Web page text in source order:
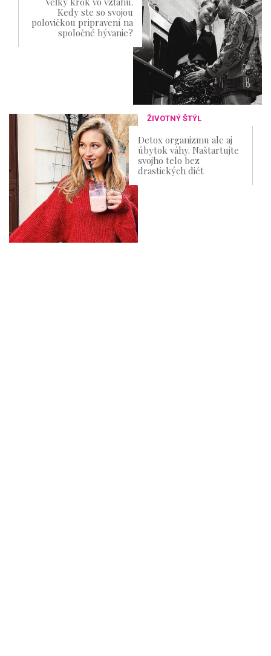
Kedy ste so svojou
polovičkou pripravení na
spoločné bývanie?
ŽIVOTNÝ ŠTÝL
Detox organizmu ale aj
úbytok váhy. Naštartujte
svojho telo bez
drastických diét